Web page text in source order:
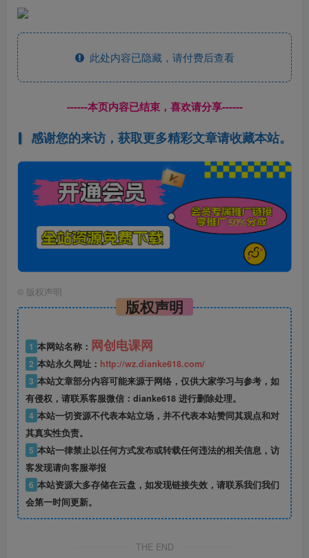
此处内容已隐藏，请付费后查看
------本页内容已结束，喜欢请分享------
感谢您的来访，获取更多精彩文章请收藏本站。
© 版权声明
版权声明
1 本网站名称： 网创电课网
2 本站永久网址： http://wz.dianke618.com/
3 本站文章部分内容可能来源于网络，仅供大家学习与参考，如
有侵权，请联系客服微信：dianke618 进行删除处理。
4 本站一切资源不代表本站立场，并不代表本站赞同其观点和对
其真实性负责。
5 本站一律禁止以任何方式发布或转载任何违法的相关信息，访
客发现请向客服举报
6 本站资源大多存储在云盘，如发现链接失效，请联系我们我们
会第一时间更新。
THE END